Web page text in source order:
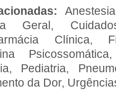
Geral,
Clínica,
Pediatria,
da Dor,